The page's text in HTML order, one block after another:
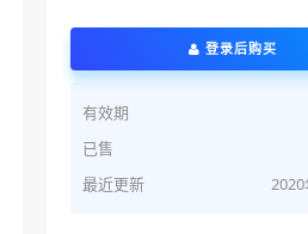
登录后购买
有效期
已售
最近更新